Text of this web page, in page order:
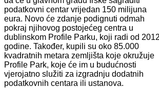
podatkovni centar vrijedan 150 milijuna
eura. Novo će zdanje podignuti odmah
pokraj njihovog postojećeg centra u
dublinskom Profile Parku, koji radi od
godine. Također, kupili su oko 85.000
kvadratnih metara zemljišta koje okružuje
Profile Park, koje će im u budućnosti
vjerojatno služiti za izgradnju dodatnih
podatkovnih centara ili ustanova.